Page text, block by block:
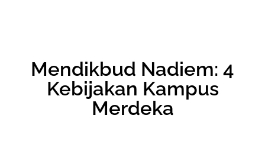
Mendikbud Nadiem: 4
Kebijakan Kampus
Merdeka